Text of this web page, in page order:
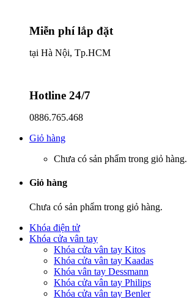
Miễn phí lắp đặt
tại Hà Nội, Tp.HCM
Hotline 24/7
0886.765.468
Giỏ hàng
Chưa có sản phẩm trong giỏ hàng.
Giỏ hàng
Chưa có sản phẩm trong giỏ hàng.
Khóa điện tử
Khóa cửa vân tay
Khóa cửa vân tay Kitos
Khóa cửa vân tay Kaadas
Khóa vân tay Dessmann
Khóa cửa vân tay Philips
Khóa cửa vân tay Benler